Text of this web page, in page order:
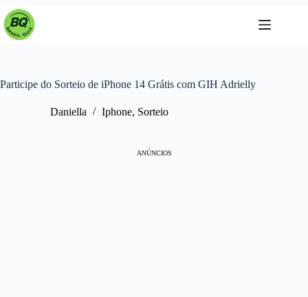
Pular
para
Participe do Sorteio de iPhone 14 Grátis com GIH Adrielly
Daniella Iphone, Sorteio
ANÚNCIOS